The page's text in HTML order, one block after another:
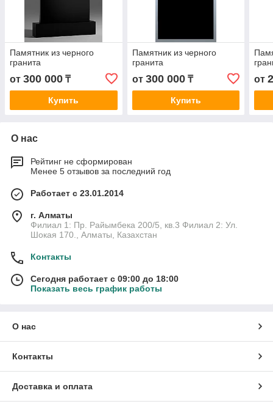
Памятник из черного
гранита
от 300 000 ₸
Купить
Памятник из черного
гранита
от 300 000₸
Купить
от
О нас
Рейтинг не сформирован
Менее 5 отзывов за последний год
Работает с 23.01.2014
г. Алматы
Филиал 1: Пр. Райымбека 200/5, кв.3 Филиал 2: Ул.
Шокая 170., Алматы, Казахстан
Контакты
Сегодня работает с 09:00 до 18:00
Показать весь график работы
О нас
Контакты
Доставка и оплата